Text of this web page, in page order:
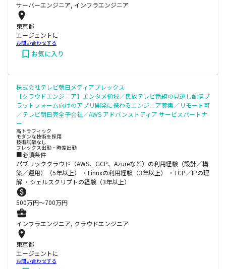
サーバーエンジニア, インフラエンジニア
東京都
エージェントに
お問い合わせする
お気に入り
株式会社テレビ朝日メディアプレックス
【クラウドエンジニア】エンタメ領域／民放テレビ番組の見逃し配信プ
ラットフォーム向けのアプリ開発に携わるエンジニア募集／リモート可
／テレビ朝日完全子会社／AWS アドバンストティア サービスパートナ
ー
高トラフィック
モダンな技術を採用
技術試験なし
フレックス出勤・時差出勤
■必須条件
パブリッククラウド（AWS、GCP、Azureなど）の利用経験（設計／構
築／運用）（5年以上） ・Linuxの利用経験（3年以上） ・TCP／IPの理
解 ・シェルスクリプトの経験（3年以上）
500万円〜700万円
インフラエンジニア, クラウドエンジニア
東京都
エージェントに
お問い合わせする